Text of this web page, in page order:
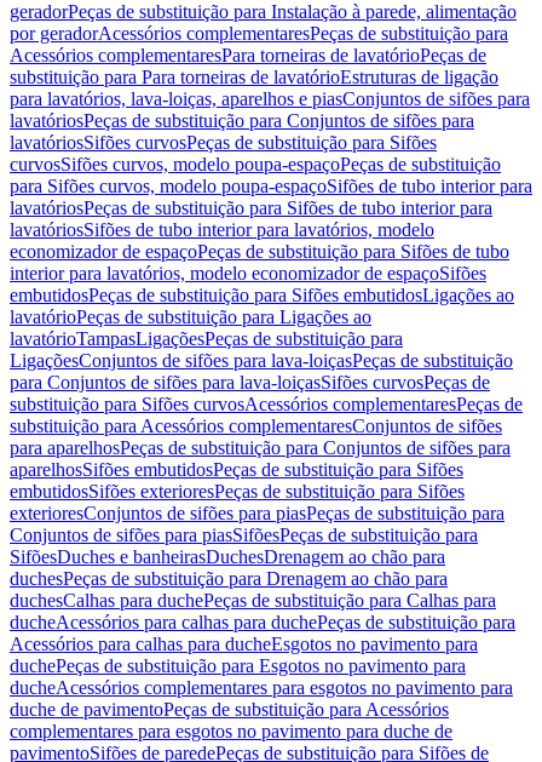
geradorPeças de substituição para Instalação à parede, alimentação
por geradorAcessórios complementaresPeças de substituição para
Acessórios complementaresPara torneiras de lavatórioPeças de
substituição para Para torneiras de lavatórioEstruturas de ligação
para lavatórios, lava-loiças, aparelhos e piasConjuntos de sifões para
lavatóriosPeças de substituição para Conjuntos de sifões para
lavatóriosSifões curvosPeças de substituição para Sifões
curvosSifões curvos, modelo poupa-espaçoPeças de substituição
para Sifões curvos, modelo poupa-espaçoSifões de tubo interior para
lavatóriosPeças de substituição para Sifões de tubo interior para
lavatóriosSifões de tubo interior para lavatórios, modelo
economizador de espaçoPeças de substituição para Sifões de tubo
interior para lavatórios, modelo economizador de espaçoSifões
embutidosPeças de substituição para Sifões embutidosLigações ao
lavatórioPeças de substituição para Ligações ao
lavatórioTampasLigaçõesPeças de substituição para
LigaçõesConjuntos de sifões para lava-loiçasPeças de substituição
para Conjuntos de sifões para lava-loiçasSifões curvosPeças de
substituição para Sifões curvosAcessórios complementaresPeças de
substituição para Acessórios complementaresConjuntos de sifões
para aparelhosPeças de substituição para Conjuntos de sifões para
aparelhosSifões embutidosPeças de substituição para Sifões
embutidosSifões exterioresPeças de substituição para Sifões
exterioresConjuntos de sifões para piasPeças de substituição para
Conjuntos de sifões para piasSifõesPeças de substituição para
SifõesDuches e banheirasDuchesDrenagem ao chão para
duchesPeças de substituição para Drenagem ao chão para
duchesCalhas para duchePeças de substituição para Calhas para
ducheAcessórios para calhas para duchePeças de substituição para
Acessórios para calhas para ducheEsgotos no pavimento para
duchePeças de substituição para Esgotos no pavimento para
ducheAcessórios complementares para esgotos no pavimento para
duche de pavimentoPeças de substituição para Acessórios
complementares para esgotos no pavimento para duche de
pavimentoSifões de paredePeças de substituição para Sifões de